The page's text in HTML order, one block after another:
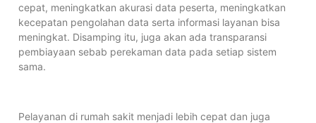
cepat, meningkatkan akurasi data peserta, meningkatkan
kecepatan pengolahan data serta informasi layanan bisa
meningkat. Disamping itu, juga akan ada transparansi
pembiayaan sebab perekaman data pada setiap sistem
sama.
Pelayanan di rumah sakit menjadi lebih cepat dan juga